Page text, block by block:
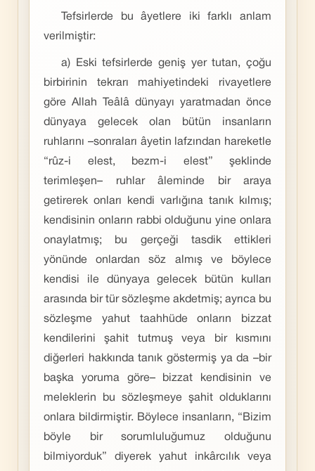
Tefsirlerde bu âyetlere iki farklı anlam
verilmiştir:
a) Eski tefsirlerde geniş yer tutan, çoğu
birbirinin tekrarı mahiyetindeki rivayetlere
göre Allah Teâlâ dünyayı yaratmadan önce
dünyaya gelecek olan bütün insanların
ruhlarını –sonraları âyetin lafzından hareketle
“rûz-i elest, bezm-i elest” şeklinde
terimleşen– ruhlar âleminde bir araya
getirerek onları kendi varlığına tanık kılmış;
kendisinin onların rabbi olduğunu yine onlara
onaylatmış; bu gerçeği tasdik ettikleri
yönünde onlardan söz almış ve böylece
kendisi ile dünyaya gelecek bütün kulları
arasında bir tür sözleşme akdetmiş; ayrıca bu
sözleşme yahut taahhüde onların bizzat
kendilerini şahit tutmuş veya bir kısmını
diğerleri hakkında tanık göstermiş ya da –bir
başka yoruma göre– bizzat kendisinin ve
meleklerin bu sözleşmeye şahit olduklarını
onlara bildirmiştir. Böylece insanların, “Bizim
böyle bir sorumluluğumuz olduğunu
bilmiyorduk” diyerek yahut inkârcılık veya